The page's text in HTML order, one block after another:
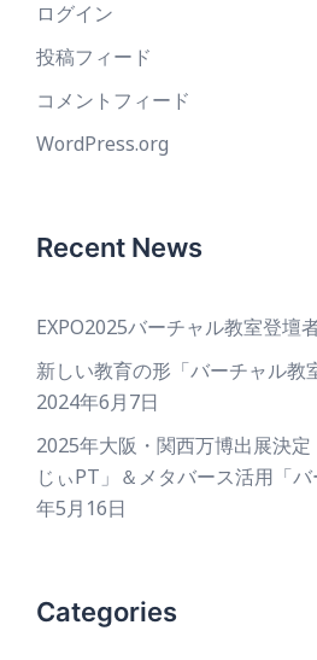
ログイン
投稿フィード
コメントフィード
WordPress.org
Recent News
EXPO2025バーチャル教室登壇
新しい教育の形「バーチャル教
2024年6月7日
2025年大阪・関西万博出展決
じぃPT」＆メタバース活用「バ
年5月16日
Categories